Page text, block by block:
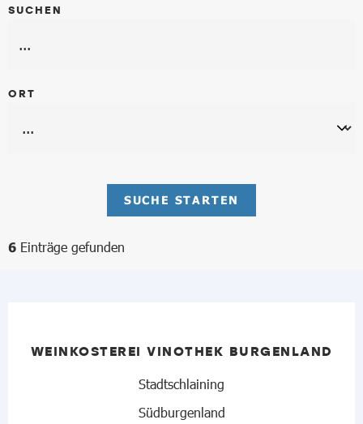
SUCHEN
ORT
SUCHE STARTEN
6 Einträge gefunden
WEINKOSTEREI VINOTHEK BURGENLAND
Stadtschlaining
Südburgenland